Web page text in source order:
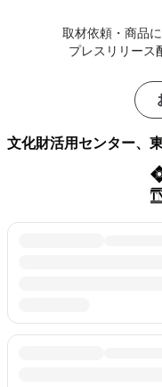
取材依頼・商品
プレスリリース
文化財活用センター、